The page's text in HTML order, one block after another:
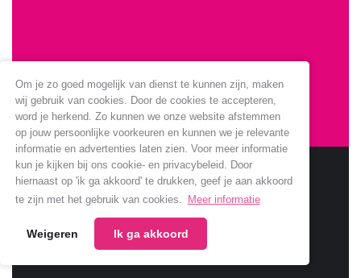
Om je zo goed mogelijk van dienst te kunnen zijn, maken
wij gebruik van cookies. Door de cookies te accepteren,
word je herkend. Zo kunnen we onze website afstemmen
op jouw persoonlijke voorkeuren en kunnen we je relevante
informatie en advertenties laten zien. Voor meer informatie
kun je kijken bij ons cookie- en privacybeleid. Door
hiernaast op 'ik ga akkoord' te drukken, geef je aan akkoord
te zijn met het gebruik van cookies.
Meer informatie
Weigeren Ik ga akkoord
Sponsoring Jumbo verlengt
Jumbo verlengt samenwerking met onze club.